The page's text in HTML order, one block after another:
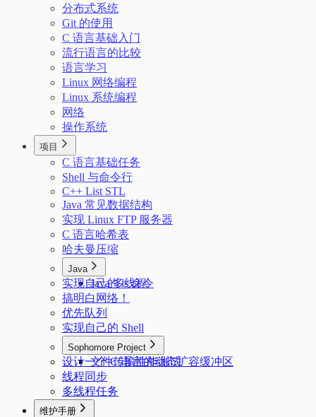
分布式系统
Git 的使用
C 语言基础入门
流行语言的比较
语言学习
Linux 网络编程
Linux 系统编程
网络
操作系统
项目
C 语言基础任务
Shell 与命令行
C++ List STL
Java 常见数据结构
实现 Linux FTP 服务器
C 语言哈希表
哈夫曼压缩
Java
Java 多线程
实现自己的 ls 命令
搞明白网络！
优先队列
实现自己的 Shell
Sophomore Project
文件传输性能测试
设计一个 C 语言的动态扩容缓冲区
线程同步
多线程任务
维护手册